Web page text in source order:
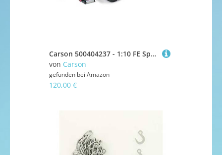
Carson 500404237 - 1:10 FE Speed Warrior 2.4G 100%RTR orange - Ferngesteuertes Auto, RC Buggy, inkl. Batterien und Fernsteuerung, Offroad Buggy
von Carson
gefunden bei Amazon
120,00 €